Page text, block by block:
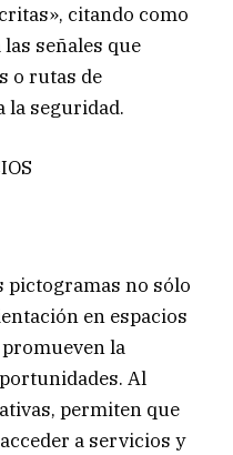
citando como
señales que
o rutas de
la seguridad.
pictogramas no sólo
en espacios
la
Al
permiten que
a servicios y